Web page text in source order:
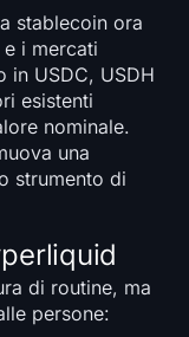
stablecoin ora
i mercati
in USDC, USDH
esistenti
nominale.
una
strumento di
di routine, ma
persone: